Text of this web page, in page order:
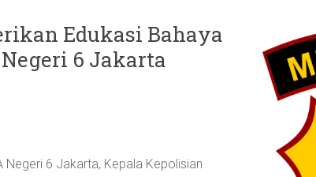
Edukasi Bahaya
6 Jakarta
6 Jakarta, Kepala Kepolisian